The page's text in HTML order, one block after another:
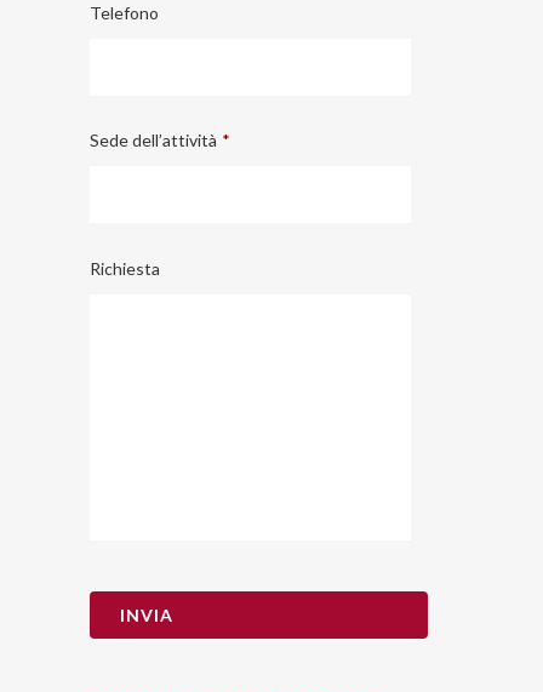
Telefono
Sede dell’attività *
Richiesta